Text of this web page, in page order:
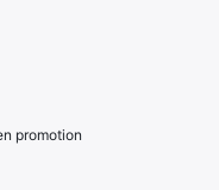
promotion